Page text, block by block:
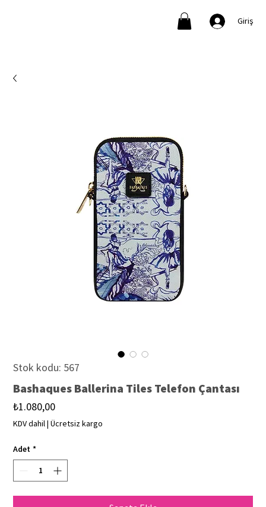
Giriş
Stok kodu: 567
Bashaques Ballerina Tiles Telefon Çantası
₺1.080,00Fiyat
KDV dahil|Ücretsiz kargo
Adet *